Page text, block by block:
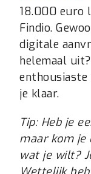
18.000 euro
Findio.
digitale
helemaal
je klaar.
Tip: Heb je
maar kom
wat je wilt?